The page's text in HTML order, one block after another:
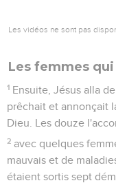
Les vidéos ne sont pas
Les femmes
1 Ensuite, Jésus alla
prêchait et annonçait
Dieu. Les douze
2 avec quelques
mauvais et de
étaient sortis sept